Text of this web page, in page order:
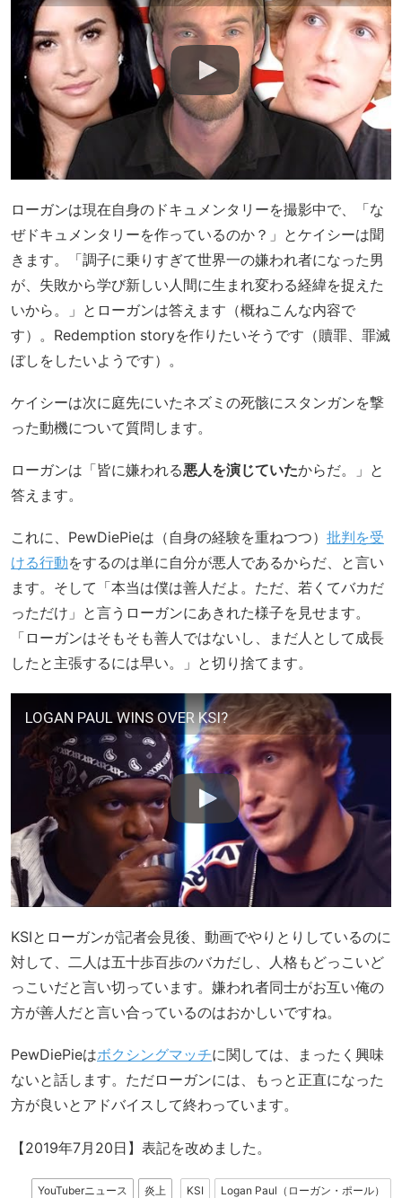
ローガンは現在自身のドキュメンタリーを撮影中で、「な
ぜドキュメンタリーを作っているのか？」とケイシーは聞
きます。「調子に乗りすぎて世界一の嫌われ者になった男
が、失敗から学び新しい人間に生まれ変わる経緯を捉えた
いから。」とローガンは答えます（概ねこんな内容で
す）。Redemption storyを作りたいそうです（贖罪、罪滅
ぼしをしたいようです）。
ケイシーは次に庭先にいたネズミの死骸にスタンガンを撃
った動機について質問します。
ローガンは「皆に嫌われる悪人を演じていたからだ。」と
答えます。
これに、PewDiePieは（自身の経験を重ねつつ） 批判を受
ける行動をするのは単に自分が悪人であるからだ、と言い
ます。そして「本当は僕は善人だよ。ただ、若くてバカだ
っただけ」と言うローガンにあきれた様子を見せます。
「ローガンはそもそも善人ではないし、まだ人として成長
したと主張するには早い。」と切り捨てます。
LOGAN PAUL WINS OVER KSI?
KSIとローガンが記者会見後、動画でやりとりしているのに
対して、二人は五十歩百歩のバカだし、人格もどっこいど
っこいだと言い切っています。嫌われ者同士がお互い俺の
方が善人だと言い合っているのはおかしいですね。
PewDiePieはボクシングマッチに関しては、まったく興味
ないと話します。ただローガンには、もっと正直になった
方が良いとアドバイスして終わっています。
【2019年7月20日】表記を改めました。
YouTuberニュース 炎上 KSI Logan Paul（ローガン・ポール）